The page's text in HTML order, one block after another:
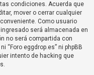
condiciones. Acuerda que
mover o cerrar cualquier
Como usuario
será almacenada en
no será compartida con
“Foro eggdrop.es” ni phpBB
intento de hacking que